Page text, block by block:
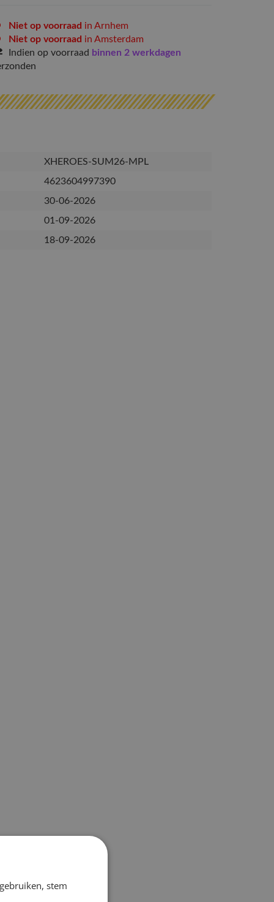
Niet op voorraad in Arnhem
Niet op voorraad in Amsterdam
Indien op voorraad binnen 2 werkdagen
XHEROES-SUM26-MPL
4623604997390
30-06-2026
01-09-2026
18-09-2026
stem